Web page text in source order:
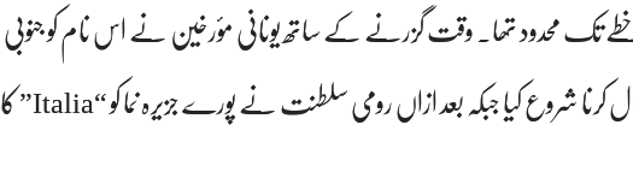
تک محدود تھا۔ وقت گزرنے کے ساتھ یونانی مؤرخین نے اس نام کو جنوبی
اٹلی کے وسیع تر علاقوں کے لیے استعمال کرنا شروع کیا جبکہ بعد ازاں رومی سلطنت نے پورے جزیرہ نما کو “Italia” کا